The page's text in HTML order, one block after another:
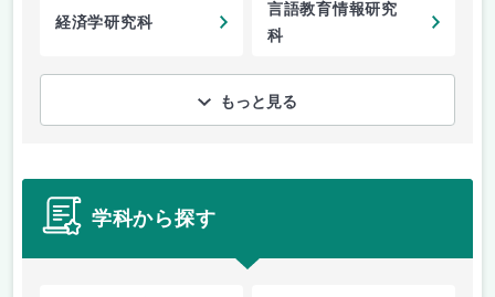
経済学研究科
言語教育情報研究
科
もっと見る
学科から探す